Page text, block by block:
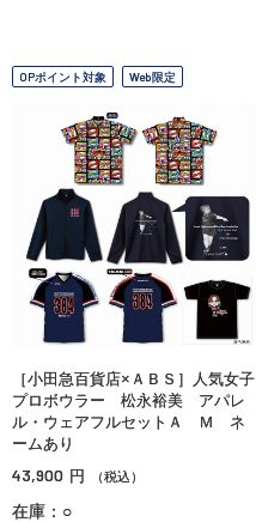
OPポイント対象 Web限定
［小田急百貨店×ＡＢＳ］人気女子
プロボウラー 松永裕美 アパレ
ル・ウェアフルセットＡ Ｍ ネ
ームあり
43,900 円 （税込）
在庫：○